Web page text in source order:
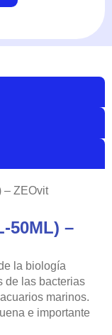
– ZEOvit
50ML) –
la biología
de las bacterias
marinos.
e importante